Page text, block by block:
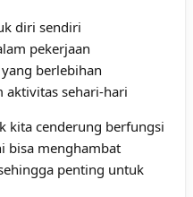
diri sendiri
pekerjaan
berlebihan
aktivitas sehari-hari
kita cenderung berfungsi
bisa menghambat
penting untuk